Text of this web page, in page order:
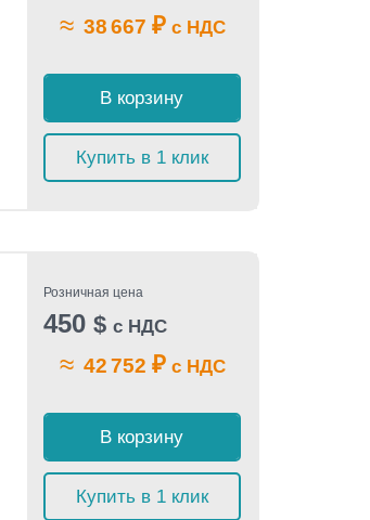
≈ 38 667 ₽с НДС
В корзину
Купить в 1 клик
Розничная цена
450 $ с НДС
≈ 42 752 ₽с НДС
В корзину
Купить в 1 клик